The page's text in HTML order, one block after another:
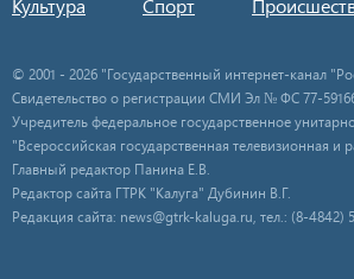
Культура
Спорт
© 2001 - 2026 "Государственный интернет-канал
Свидетельство о регистрации СМИ Эл № ФС 77-59166
Учредитель федеральное государственное
"Всероссийская государственная телевизионная
Главный редактор Панина Е.В.
Редактор сайта ГТРК "Калуга" Дубинин В.Г.
Редакция сайта: news@gtrk-kaluga.ru, тел.: (8-4842)